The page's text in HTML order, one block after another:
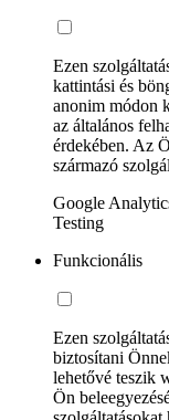
Ezen
kattintási és
anonim módon
az általános
érdekében. Az
származó
Google
Testing
Funkcionális
Ezen
biztosítani
lehetővé teszik
Ön